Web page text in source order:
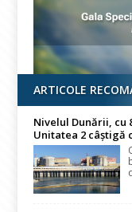
ARTICOLE
Nivelul Dunării, cu
Unitatea 2 câștigă